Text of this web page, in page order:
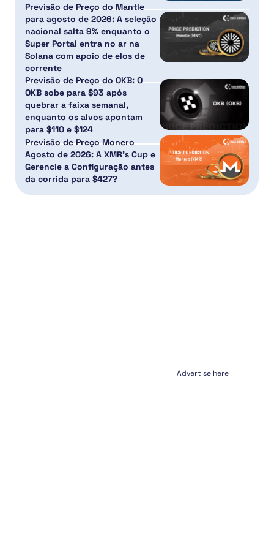
Previsão de Preço do Mantle
para agosto de 2026: A seleção
nacional salta 9% enquanto o
Super Portal entra no ar na
Solana com apoio de elos de
corrente
Previsão de Preço do OKB: O
OKB sobe para $93 após
quebrar a faixa semanal,
enquanto os alvos apontam
para $110 e $124
Previsão de Preço Monero
Agosto de 2026: A XMR’s Cup e
Gerencie a Configuração antes
da corrida para $427?
Advertise here